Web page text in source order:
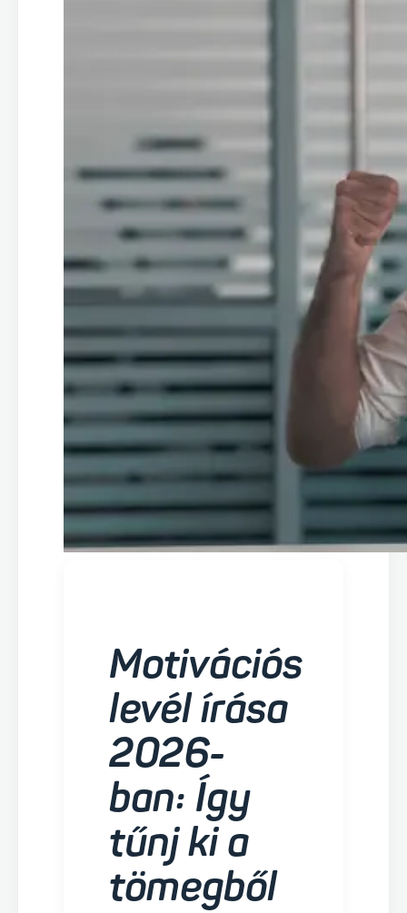
Motivációs
levél írása
2026-
ban: Így
tűnj ki a
tömegből